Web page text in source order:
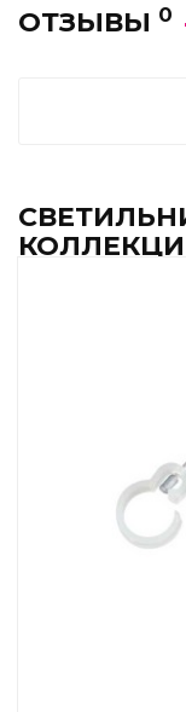
ОТЗЫВЫ 0